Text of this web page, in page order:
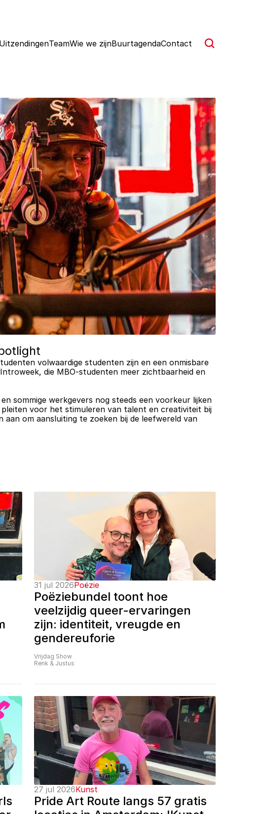
UitzendingenTeamWie we zijnBuurtagendaContact
volwaardige studenten zijn en een onmisbare
die MBO-studenten meer zichtbaarheid en
sommige werkgevers nog steeds een voorkeur lijken
voor het stimuleren van talent en creativiteit bij
om aansluiting te zoeken bij de leefwereld van
31 jul 2026Poëzie
Poëziebundel toont hoe
veelzijdig queer-ervaringen
zijn: identiteit, vreugde en
gendereuforie
Vrijdag Show
Renk & Justus
27 jul 2026Kunst
Pride Art Route langs 57 gratis